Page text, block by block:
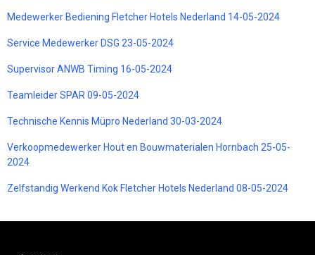
Medewerker Bediening Fletcher Hotels Nederland 14-05-2024
Service Medewerker DSG 23-05-2024
Supervisor ANWB Timing 16-05-2024
Teamleider SPAR 09-05-2024
Technische Kennis Müpro Nederland 30-03-2024
Verkoopmedewerker Hout en Bouwmaterialen Hornbach 25-05-
2024
Zelfstandig Werkend Kok Fletcher Hotels Nederland 08-05-2024